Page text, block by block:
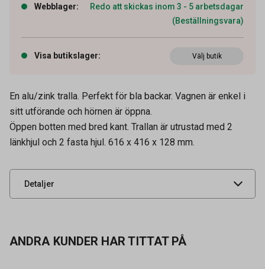
Webblager:
Redo att skickas inom 3 - 5 arbetsdagar
(Beställningsvara)
Visa butikslager: Välj butik
En alu/zink tralla. Perfekt för bla backar. Vagnen är enkel i
sitt utförande och hörnen är öppna.
Öppen botten med bred kant. Trallan är utrustad med 2
länkhjul och 2 fasta hjul. 616 x 416 x 128 mm.
Detaljer
Artikelnummer
Tidigare artikelnummer 35475
Leverantörens
UNSPSC 52151700
ANDRA KUNDER HAR TITTAT PÅ